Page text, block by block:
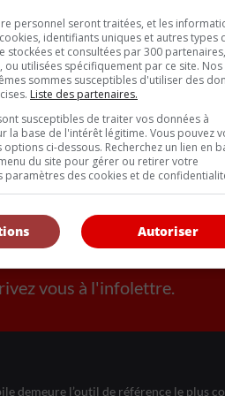
vous à l'infolettre.
demeure l’outil de référence le plus
personnel seront traitées, et les
identifiants uniques et autres types
stockées et consultées par 300
ou utilisées spécifiquement par ce site. Nos
sommes susceptibles d'utiliser des
Liste des partenaires.
susceptibles de traiter vos données à
la base de l'intérêt légitime. Vous pouvez
ci-dessous. Recherchez un lien en
du site pour gérer ou retirer votre
paramètres des cookies et de
Autoriser